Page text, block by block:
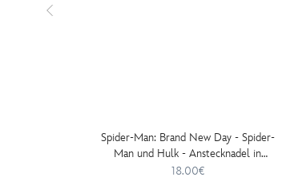
Spider-Man: Brand New Day - Spider-
Man und Hulk - Anstecknadel in
limitierter Auflage
18.00€